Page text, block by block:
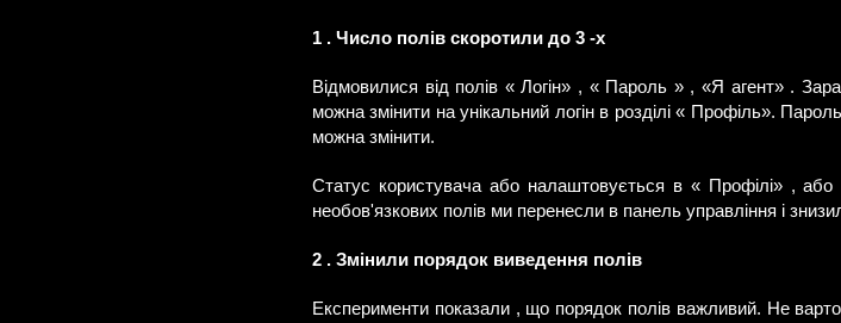
1 . Число полів скоротили до 3 -х
Відмовилися від полів « Логін» , « Пароль » , «Я агент» .
можна змінити на унікальний логін в розділі « Профіль».
можна змінити.
Статус користувача або налаштовується в « Профілі» ,
необов'язкових полів ми перенесли в панель управління і
2 . Змінили порядок виведення полів
Експерименти показали , що порядок полів важливий. Не